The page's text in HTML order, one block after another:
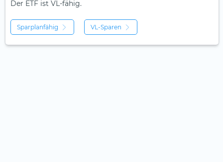
Der ETF ist VL-fähig.
Sparplanfähig VL-Sparen